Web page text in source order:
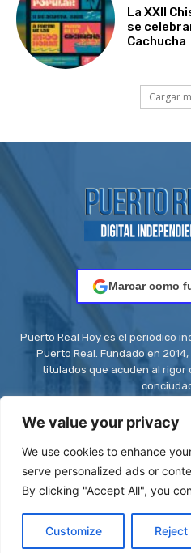
We value your privacy
We use cookies to enhance
serve personalized ads or
By clicking "Accept All", you
Customize Reject
La XXII
se
Cachucha
Cargar
Marcar como
Puerto Real Hoy es el periódico
Puerto Real. Fundado en
titulados que acuden al rigor
Contacto:
© Be First SL - ISSN: 2444-3662 ||
RS8C2UZT5H | Stock images by
VistaCreate